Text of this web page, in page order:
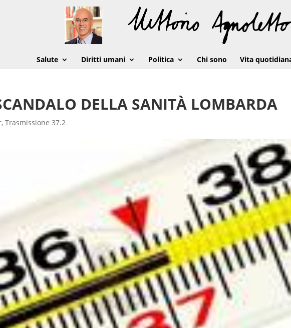
Salute Diritti umani Politica Chi sono Vita
DELLA SANITÀ LOMBARDA
,Trasmissione 37.2